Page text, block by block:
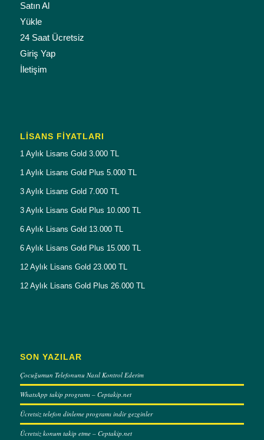
Satın Al
Yükle
24 Saat Ücretsiz
Giriş Yap
İletişim
LISANS FIYATLARI
1 Aylık Lisans Gold 3.000 TL
1 Aylık Lisans Gold Plus 5.000 TL
3 Aylık Lisans Gold 7.000 TL
3 Aylık Lisans Gold Plus 10.000 TL
6 Aylık Lisans Gold 13.000 TL
6 Aylık Lisans Gold Plus 15.000 TL
12 Aylık Lisans Gold 23.000 TL
12 Aylık Lisans Gold Plus 26.000 TL
SON YAZILAR
Çocuğumun Telefonunu Nasıl Kontrol Ederim
WhatsApp takip programı – Ceptakip.net
Ücretsiz telefon dinleme programı indir gezginler
Ücretsiz konum takip etme – Ceptakip.net